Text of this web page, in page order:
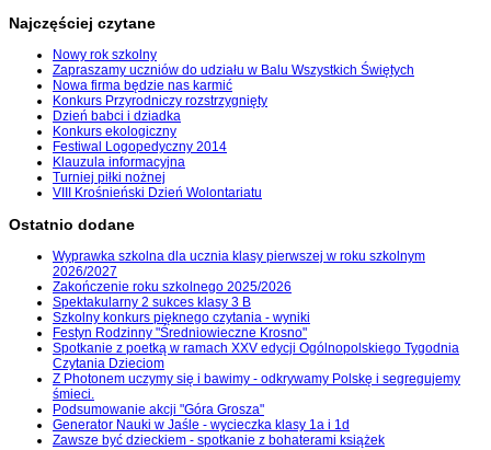
Najczęściej czytane
Nowy rok szkolny
Zapraszamy uczniów do udziału w Balu Wszystkich Świętych
Nowa firma będzie nas karmić
Konkurs Przyrodniczy rozstrzygnięty
Dzień babci i dziadka
Konkurs ekologiczny
Festiwal Logopedyczny 2014
Klauzula informacyjna
Turniej piłki nożnej
VIII Krośnieński Dzień Wolontariatu
Ostatnio dodane
Wyprawka szkolna dla ucznia klasy pierwszej w roku szkolnym
2026/2027
Zakończenie roku szkolnego 2025/2026
Spektakularny 2 sukces klasy 3 B
Szkolny konkurs pięknego czytania - wyniki
Festyn Rodzinny "Średniowieczne Krosno"
Spotkanie z poetką w ramach XXV edycji Ogólnopolskiego Tygodnia
Czytania Dzieciom
Z Photonem uczymy się i bawimy - odkrywamy Polskę i segregujemy
śmieci.
Podsumowanie akcji "Góra Grosza"
Generator Nauki w Jaśle - wycieczka klasy 1a i 1d
Zawsze być dzieckiem - spotkanie z bohaterami książek